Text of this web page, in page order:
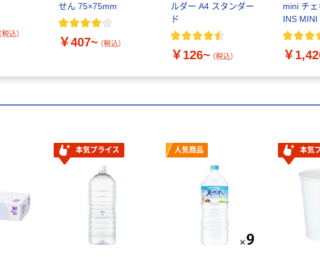
（税込）
せん 75×75mm
￥407~ （税込）
ルダー A4 スタンダー
ド
￥126~ （税込）
mini チ
INS MINI
（10枚入
￥
本気プライス 人気商品 本気